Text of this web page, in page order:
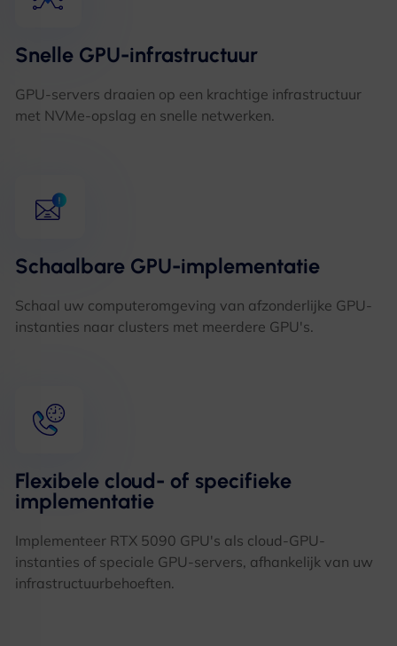
Snelle GPU-infrastructuur
GPU-servers draaien op een krachtige infrastructuur
met NVMe-opslag en snelle netwerken.
Schaalbare GPU-implementatie
Schaal uw computeromgeving van afzonderlijke GPU-
instanties naar clusters met meerdere GPU's.
Flexibele cloud- of specifieke
implementatie
Implementeer RTX 5090 GPU's als cloud-GPU-
instanties of speciale GPU-servers, afhankelijk van uw
infrastructuurbehoeften.